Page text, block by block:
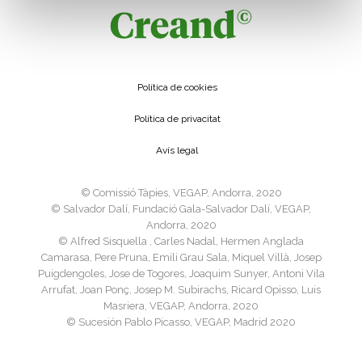
Política de cookies
Política de privacitat
Avís legal
©️ Comissió Tàpies, VEGAP, Andorra, 2020
©️ Salvador Dalí, Fundació Gala-Salvador Dalí, VEGAP,
Andorra, 2020
©️ Alfred Sisquella , Carles Nadal, Hermen Anglada
Camarasa, Pere Pruna, Emili Grau Sala, Miquel Villà, Josep
Puigdengoles, Jose de Togores, Joaquim Sunyer, Antoni Vila
Arrufat, Joan Ponç, Josep M. Subirachs, Ricard Opisso, Luis
Masriera, VEGAP, Andorra, 2020
©️ Sucesión Pablo Picasso, VEGAP, Madrid 2020